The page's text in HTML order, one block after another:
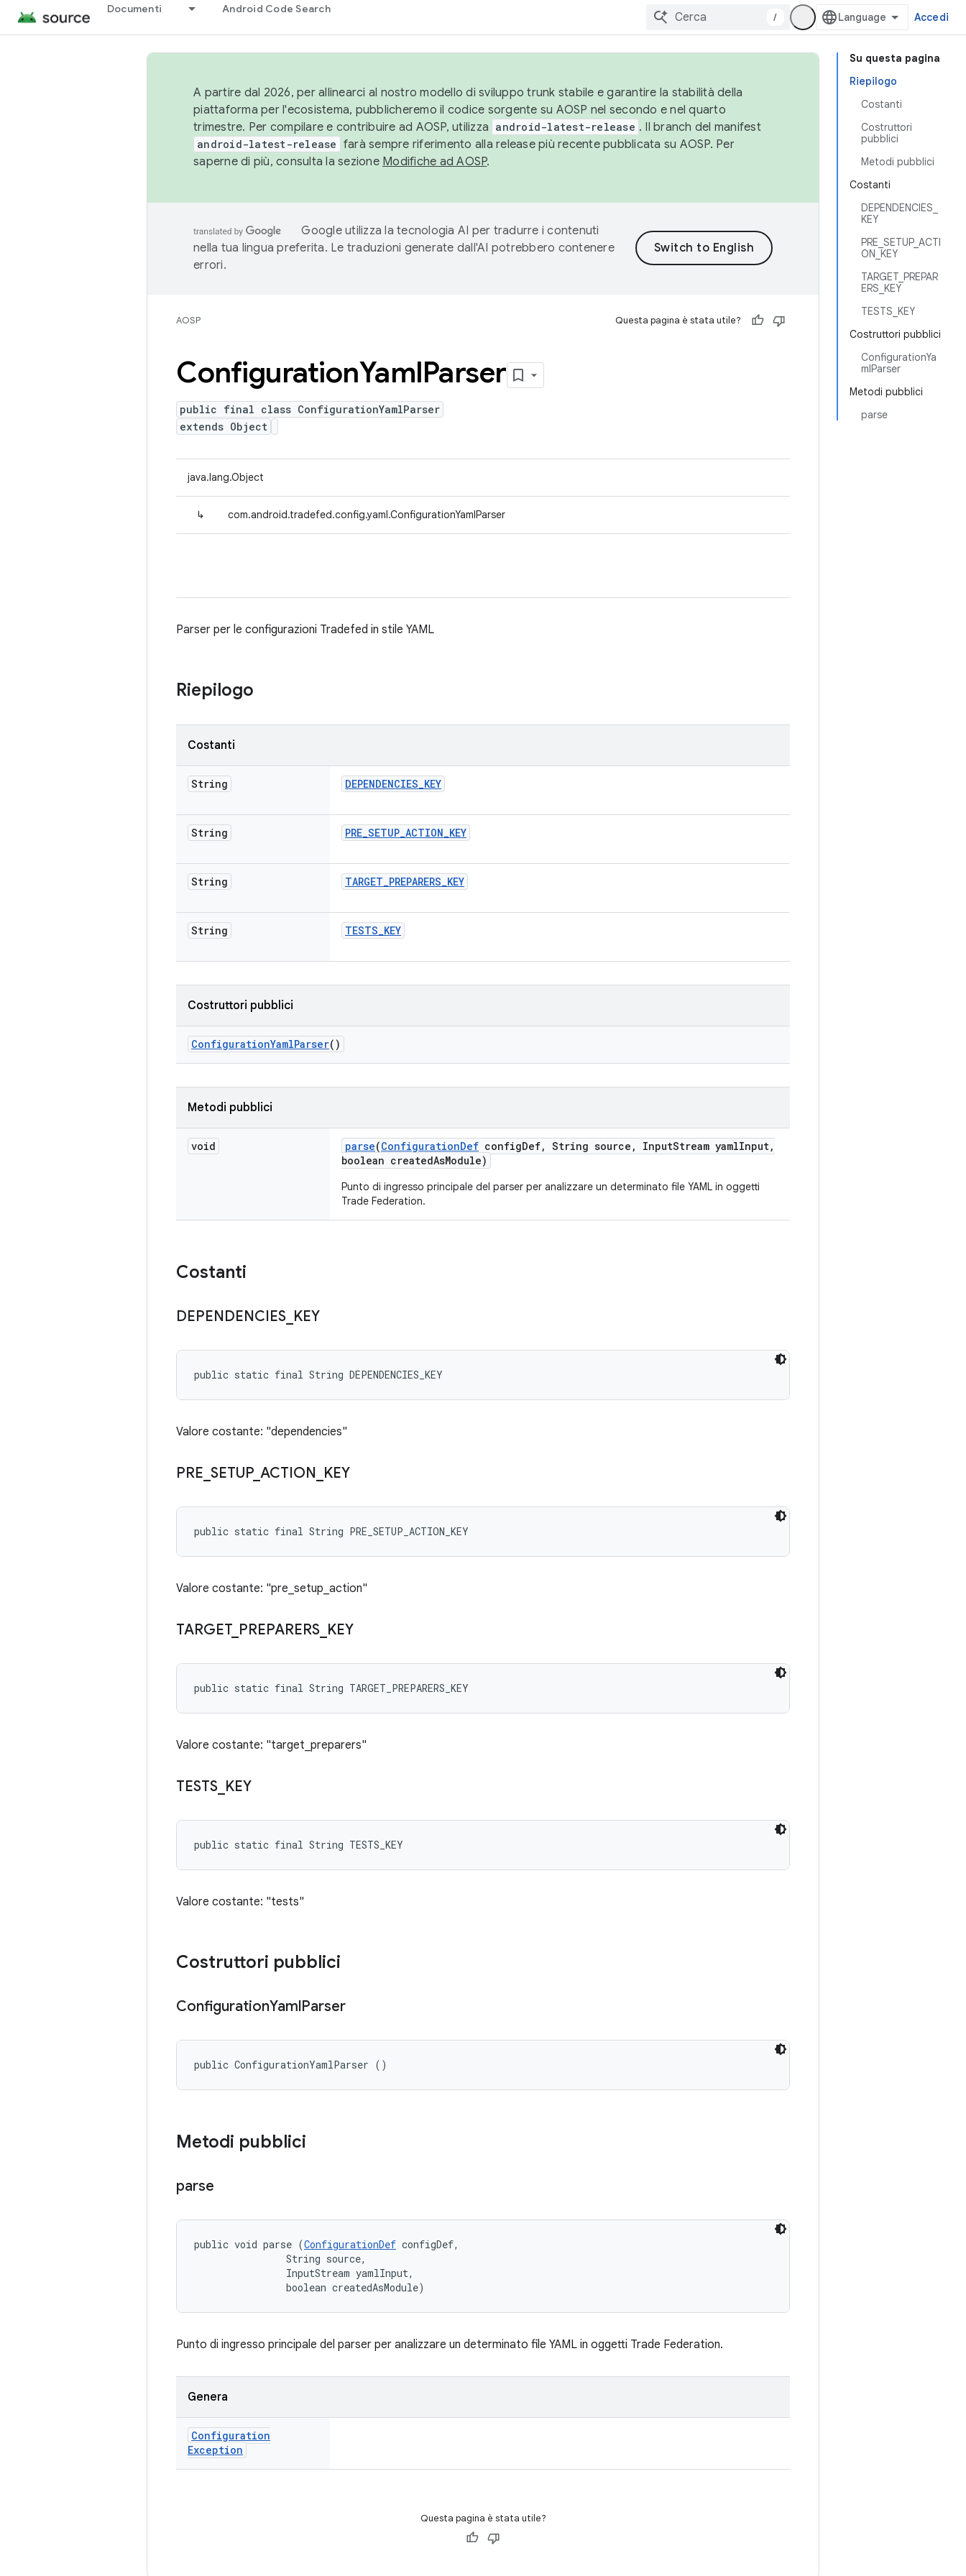
Documenti Android Code Search
/ Accedi
Su questa pagina
Riepilogo
Costanti
Costruttori
pubblici
Metodi pubblici
Costanti
DEPENDENCIES_
KEY
PRE_SETUP_ACTI
ON_KEY
TARGET_PREPAR
ERS_KEY
TESTS_KEY
Costruttori pubblici
ConfigurationYa
mlParser
Metodi pubblici
parse
A partire dal 2026, per allinearci al nostro modello di sviluppo trunk stabile e garantire la stabilità della
piattaforma per l'ecosistema, pubblicheremo il codice sorgente su AOSP nel secondo e nel quarto
trimestre. Per compilare e contribuire ad AOSP, utilizza android-latest-release . Il branch del manifest
android-latest-release farà sempre riferimento alla release più recente pubblicata su AOSP. Per
saperne di più, consulta la sezione Modifiche ad AOSP.
Google utilizza la tecnologia AI per tradurre i contenuti
nella tua lingua preferita. Le traduzioni generate dall'AI potrebbero contenere
errori.
AOSP Questa pagina è stata utile?
ConfigurationYamlParser
public final class ConfigurationYamlParser
extends Object
java.lang.Object
↳ com.android.tradefed.config.yaml.ConfigurationYamlParser
Parser per le configurazioni Tradefed in stile YAML
Riepilogo
Costanti
String DEPENDENCIES_KEY
String PRE_SETUP_ACTION_KEY
String TARGET_PREPARERS_KEY
String TESTS_KEY
Costruttori pubblici
ConfigurationYamlParser()
Metodi pubblici
void parse(ConfigurationDef configDef, String source , InputStream yamlInput,
boolean createdAsModule)
Punto di ingresso principale del parser per analizzare un determinato file YAML in oggetti
Trade Federation.
Costanti
DEPENDENCIES KEY
public static final String DEPENDENCIES_KEY
Valore costante: "dependencies"
PRE SETUP_ ACTION KEY
public static final String PRE_SETUP_ACTION_KEY
Valore costante: "pre_setup_action"
TARGET_ PREPARERS KEY
public static final String TARGET_PREPARERS_KEY
Valore costante: "target_preparers"
TESTS KEY
public static final String TESTS_KEY
Valore costante: "tests"
Costruttori pubblici
ConfigurationYamlParser
public ConfigurationYamlParser ()
Metodi pubblici
parse
public void parse (ConfigurationDef configDef,
                String source,
                InputStream yamlInput,
                boolean createdAsModule)
Punto di ingresso principale del parser per analizzare un determinato file YAML in oggetti Trade Federation.
Genera
Configuration
Exception
Questa pagina è stata utile?